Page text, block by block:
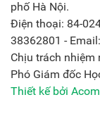
phố Hà Nội.
Điện thoại: 84-
38362801 -
Chịu trách nhiệm
Phó Giám đốc
Thiết kế bởi